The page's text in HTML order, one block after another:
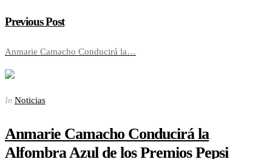
Previous Post
Anmarie Camacho Conducirá la…
In Noticias
Anmarie Camacho Conducirá la
Alfombra Azul de los Premios Pepsi